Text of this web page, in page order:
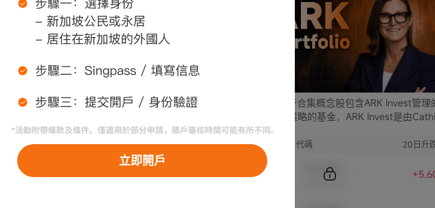
立即開戶
ARK ETF合集概念股包含ARK Invest管理
支不同策略的基金，ARK Invest是由
Wood創立的投資公司。
代碼 20日升